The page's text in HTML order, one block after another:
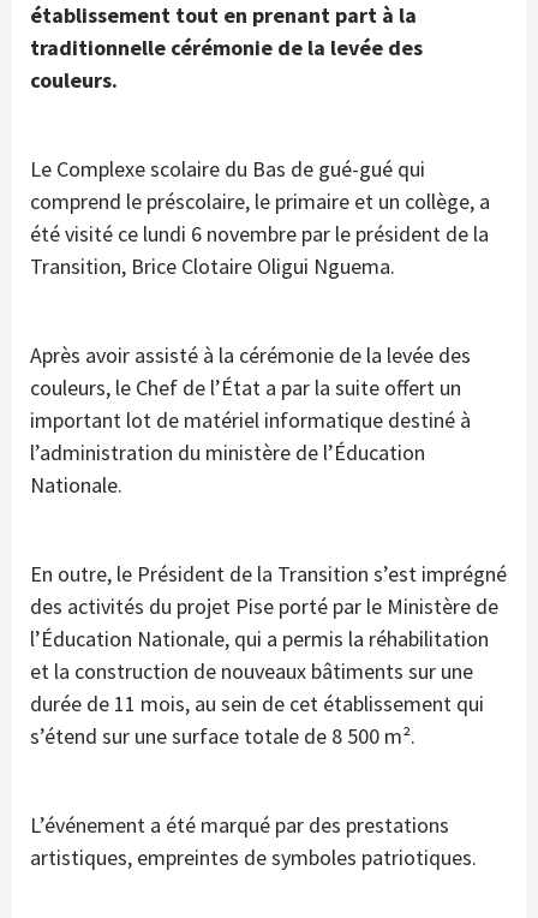
établissement tout en prenant part à la
traditionnelle cérémonie de la levée des
couleurs.
Le Complexe scolaire du Bas de gué-gué qui
comprend le préscolaire, le primaire et un collège, a
été visité ce lundi 6 novembre par le président de la
Transition, Brice Clotaire Oligui Nguema.
Après avoir assisté à la cérémonie de la levée des
couleurs, le Chef de l’État a par la suite offert un
important lot de matériel informatique destiné à
l’administration du ministère de l’Éducation
Nationale.
En outre, le Président de la Transition s’est imprégné
des activités du projet Pise porté par le Ministère de
l’Éducation Nationale, qui a permis la réhabilitation
et la construction de nouveaux bâtiments sur une
durée de 11 mois, au sein de cet établissement qui
s’étend sur une surface totale de 8 500 m².
L’événement a été marqué par des prestations
artistiques, empreintes de symboles patriotiques.